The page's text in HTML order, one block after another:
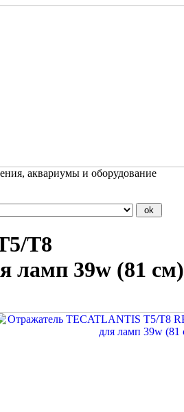
аквариумы и оборудование
T8
ламп 39w (81 см)